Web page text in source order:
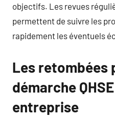
objectifs. Les revues
permettent de suivre les
rapidement les éventuels
Les retombées
démarche
entreprise